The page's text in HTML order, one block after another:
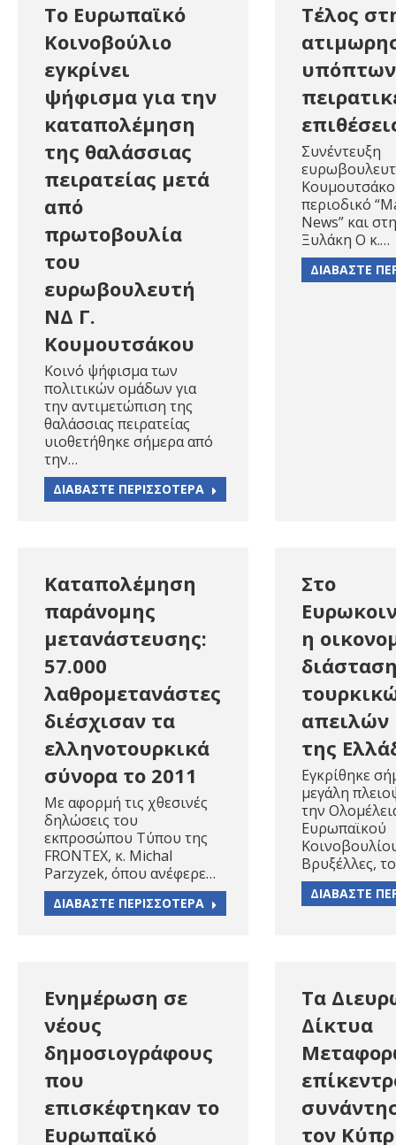
Το Ευρωπαϊκό
Κοινοβούλιο
εγκρίνει
ψήφισμα για την
καταπολέμηση
της θαλάσσιας
πειρατείας μετά
από
πρωτοβουλία
του
ευρωβουλευτή
ΝΔ Γ.
Κουμουτσάκου
Κοινό ψήφισμα των
πολιτικών ομάδων για
την αντιμετώπιση της
θαλάσσιας πειρατείας
υιοθετήθηκε σήμερα από
την…
ΔΙΑΒΑΣΤΕ ΠΕΡΙΣΣΟΤΕΡΑ
Τέλος
υπόπτων
Συνέντευξη
περιοδικό
News” και
Ξυλάκη Ο κ.…
ΔΙΑΒΑΣΤΕ
Καταπολέμηση
παράνομης
μετανάστευσης:
57.000
λαθρομετανάστες
διέσχισαν τα
ελληνοτουρκικά
σύνορα το 2011
Με αφορμή τις χθεσινές
δηλώσεις του
εκπροσώπου Τύπου της
FRONTEX, κ. Michal
Parzyzek, όπου ανέφερε…
ΔΙΑΒΑΣΤΕ ΠΕΡΙΣΣΟΤΕΡΑ
Στο
η
απειλών
της
Εγκρίθηκε
μεγάλη
την
Ευρωπαϊκού
Βρυξέλλες,
ΔΙΑΒΑΣΤΕ
Ενημέρωση σε
νέους
δημοσιογράφους
που
επισκέφτηκαν το
Ευρωπαϊκό
Τα
Δίκτυα
τον